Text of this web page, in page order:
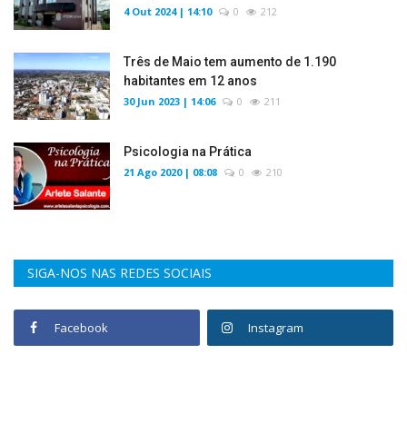
4 Out 2024 | 14:10 0 212
Três de Maio tem aumento de 1.190
habitantes em 12 anos
30 Jun 2023 | 14:06 0 211
Psicologia na Prática
21 Ago 2020 | 08:08 0 210
SIGA-NOS NAS REDES SOCIAIS
Facebook Instagram